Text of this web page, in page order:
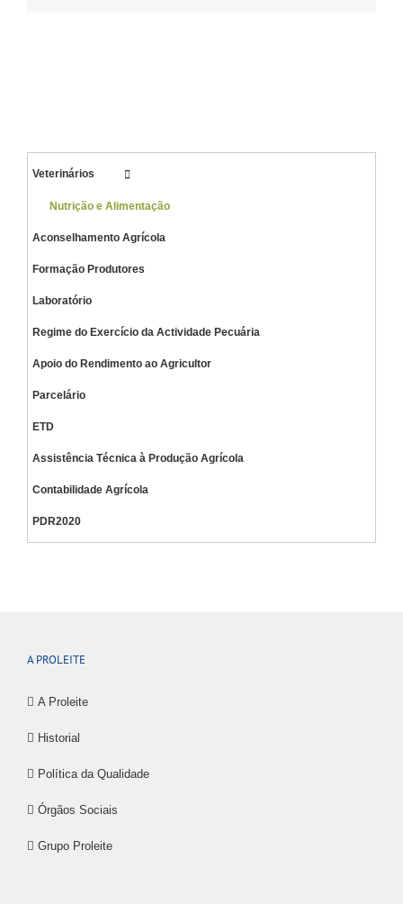
Veterinários
Nutrição e Alimentação
Aconselhamento Agrícola
Formação Produtores
Laboratório
Regime do Exercício da Actividade Pecuária
Apoio do Rendimento ao Agricultor
Parcelário
ETD
Assistência Técnica à Produção Agrícola
Contabilidade Agrícola
PDR2020
A PROLEITE
A Proleite
Historial
Política da Qualidade
Órgãos Sociais
Grupo Proleite